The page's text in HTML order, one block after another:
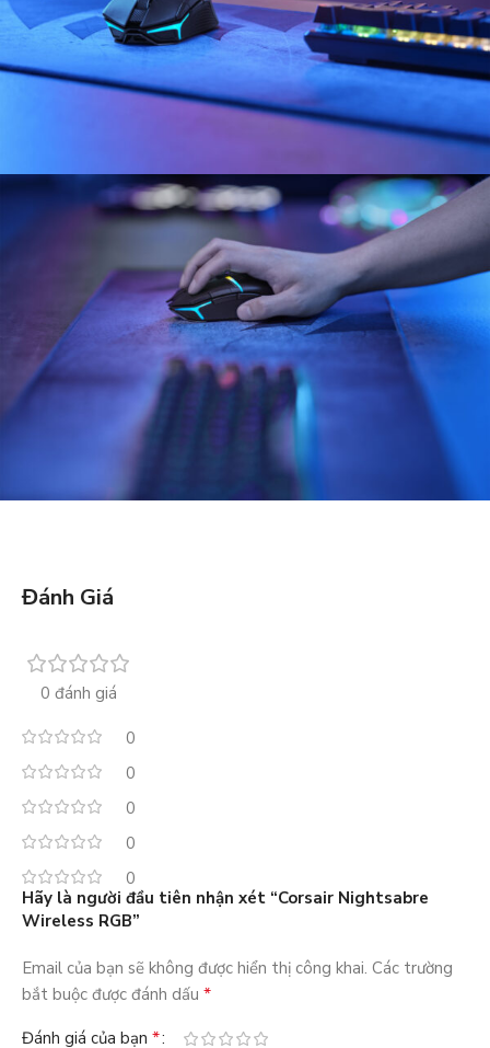
Đánh Giá
0 đánh giá
0
0
0
0
0
Hãy là người đầu tiên nhận xét “Corsair Nightsabre
Wireless RGB”
Email của bạn sẽ không được hiển thị công khai. Các trường
bắt buộc được đánh dấu *
Đánh giá của bạn *